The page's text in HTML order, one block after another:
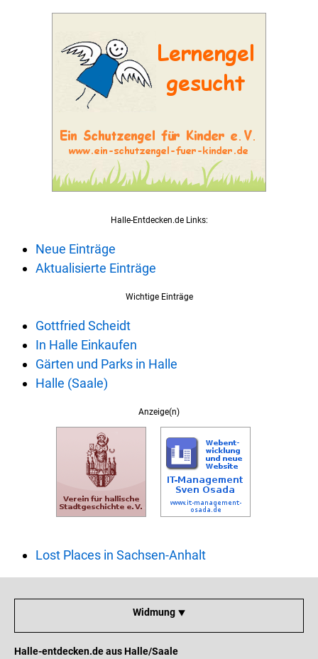
Halle-Entdecken.de Links:
Neue Einträge
Aktualisierte Einträge
Wichtige Einträge
Gottfried Scheidt
In Halle Einkaufen
Gärten und Parks in Halle
Halle (Saale)
Anzeige(n)
Lost Places in Sachsen-Anhalt
Widmung ⯆
Halle-entdecken.de aus Halle/Saale